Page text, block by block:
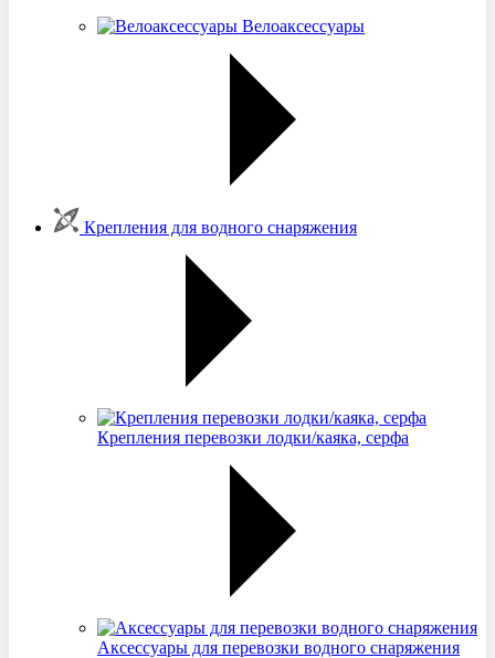
Велоаксессуары
Крепления для водного снаряжения
Крепления перевозки лодки/каяка, серфа
Аксессуары для перевозки водного снаряжения